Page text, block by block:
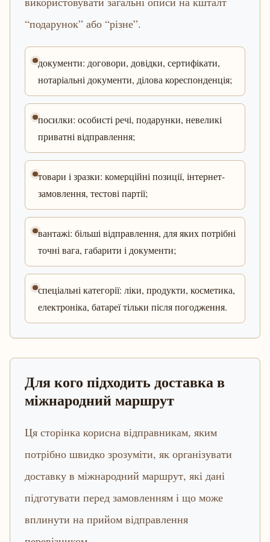
“подарунок” або “різне”.
документи: договори, довідки, сертифікати,
нотаріальні документи, ділова кореспонденція;
посилки: особисті речі, подарунки, невеликі
приватні відправлення;
товари і зразки: комерційні позиції, інтернет-
замовлення, тестові партії;
вантажі: більші відправлення, для яких потрібні
точні вага, габарити і документи;
спеціальні категорії: ліки, продукти, косметика,
електроніка, батареї тільки після погодження.
Для кого підходить доставка в
міжнародний маршрут
Ця сторінка корисна відправникам, яким
потрібно швидко зрозуміти, як організувати
доставку в міжнародний маршрут, які дані
підготувати перед замовленням і що може
вплинути на прийом відправлення